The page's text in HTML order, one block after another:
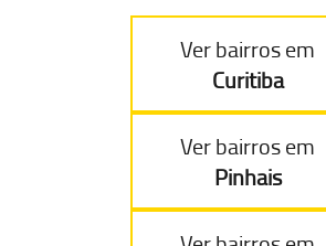
Ver bairros em
Curitiba
Ver bairros em
Pinhais